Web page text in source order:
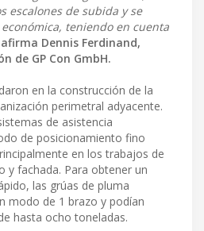
escalones de subida y se
teniendo en cuenta
afirma Dennis Ferdinand,
de GP Con GmbH.
en la construcción de la
perimetral adyacente.
de asistencia
de posicionamiento fino
en los trabajos de
y fachada. Para obtener un
las grúas de pluma
modo de 1 brazo y podían
hasta ocho toneladas.